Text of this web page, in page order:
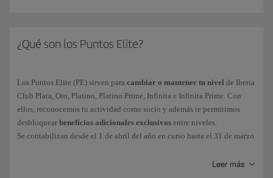
¿Qué son los Puntos Elite?
Los Puntos Elite (PE) sirven para cambiar o mantener tu nivel de Iberia
Club Plata, Oro, Platino, Platino Prime, Infinita e Infinita Prime. Con
ellos, reconocemos tu actividad como socio y además te permitimos
desbloquear beneficios adicionales exclusivos entre niveles.
Se contabilizan desde el 1 de abril del año en curso hasta el 31 de marzo
Leer más